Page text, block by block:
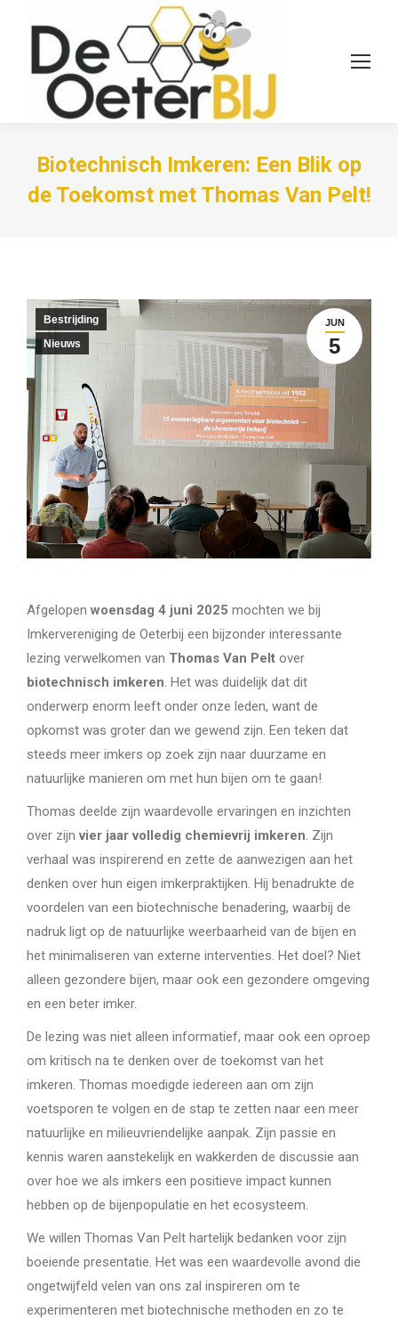
Biotechnisch Imkeren: Een Blik op
de Toekomst met Thomas Van Pelt!
JUN
5
Bestrijding
Nieuws
Afgelopen woensdag 4 juni 2025 mochten we bij
Imkervereniging de Oeterbij een bijzonder interessante
lezing verwelkomen van Thomas Van Pelt over
biotechnisch imkeren. Het was duidelijk dat dit
onderwerp enorm leeft onder onze leden, want de
opkomst was groter dan we gewend zijn. Een teken dat
steeds meer imkers op zoek zijn naar duurzame en
natuurlijke manieren om met hun bijen om te gaan!
Thomas deelde zijn waardevolle ervaringen en inzichten
over zijnvier jaar volledig chemievrij imkeren. Zijn
verhaal was inspirerend en zette de aanwezigen aan het
denken over hun eigen imkerpraktijken. Hij benadrukte de
voordelen van een biotechnische benadering, waarbij de
nadruk ligt op de natuurlijke weerbaarheid van de bijen en
het minimaliseren van externe interventies. Het doel? Niet
alleen gezondere bijen, maar ook een gezondere omgeving
en een beter imker.
De lezing was niet alleen informatief, maar ook een oproep
om kritisch na te denken over de toekomst van het
imkeren. Thomas moedigde iedereen aan om zijn
voetsporen te volgen en de stap te zetten naar een meer
natuurlijke en milieuvriendelijke aanpak. Zijn passie en
kennis waren aanstekelijk en wakkerden de discussie aan
over hoe we als imkers een positieve impact kunnen
hebben op de bijenpopulatie en het ecosysteem.
We willen Thomas Van Pelt hartelijk bedanken voor zijn
boeiende presentatie. Het was een waardevolle avond die
ongetwijfeld velen van ons zal inspireren om te
experimenteren met biotechnische methoden en zo te